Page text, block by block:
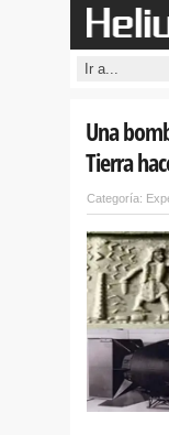
Una
Tierra
Categoría: